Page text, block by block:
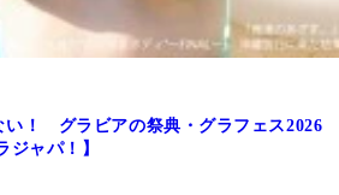
い！ グラビアの祭典・グラフェス2026
ジャパ！】